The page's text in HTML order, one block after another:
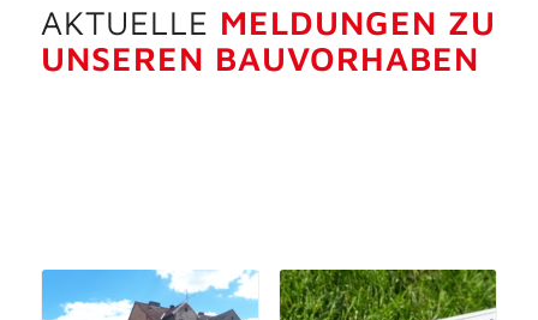
AKTUELLE MELDUNGEN ZU
UNSEREN BAUVORHABEN